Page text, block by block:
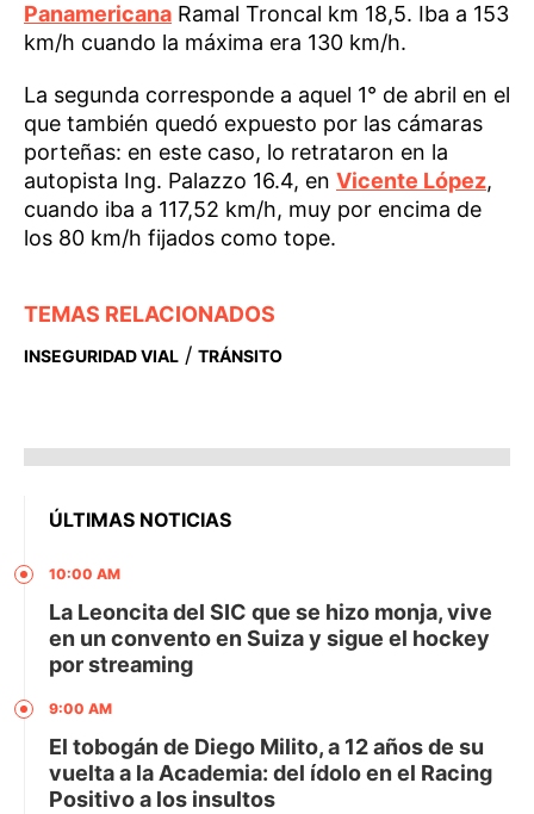
Panamericana Ramal Troncal km 18,5. Iba a 153
km/h cuando la máxima era 130 km/h.
La segunda corresponde a aquel 1° de abril en el
que también quedó expuesto por las cámaras
porteñas: en este caso, lo retrataron en la
autopista Ing. Palazzo 16.4, en Vicente López,
cuando iba a 117,52 km/h, muy por encima de
los 80 km/h fijados como tope.
TEMAS RELACIONADOS
INSEGURIDAD VIAL / TRÁNSITO
ÚLTIMAS NOTICIAS
10:00 AM
La Leoncita del SIC que se hizo monja, vive
en un convento en Suiza y sigue el hockey
por streaming
9:00 AM
El tobogán de Diego Milito, a 12 años de su
vuelta a la Academia: del ídolo en el Racing
Positivo a los insultos